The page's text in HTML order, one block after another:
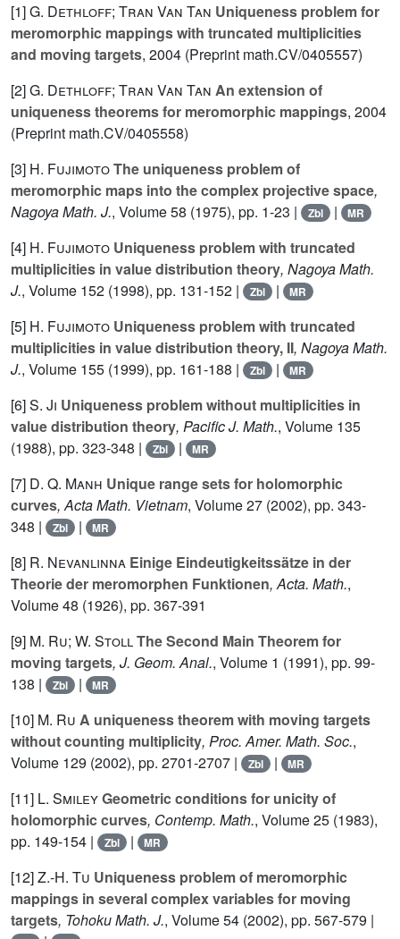
[1]G. Dethloff; Tran Van Tan Uniqueness problem for
meromorphic mappings with truncated multiplicities
and moving targets, 2004 (Preprint math.CV/0405557)
[2]G. Dethloff; Tran Van Tan An extension of
uniqueness theorems for meromorphic mappings, 2004
(Preprint math.CV/0405558)
[3] H. FujimotoThe uniqueness problem of
meromorphic maps into the complex projective space,
Nagoya Math. J., Volume 58 (1975), pp. 1-23 | Zbl | MR
[4] H. Fujimoto Uniqueness problem with truncated
multiplicities in value distribution theory, Nagoya Math.
J., Volume 152 (1998), pp. 131-152 | Zbl | MR
[5] H. Fujimoto Uniqueness problem with truncated
multiplicities in value distribution theory, II, Nagoya Math.
J., Volume 155 (1999), pp. 161-188 | Zbl | MR
[6]S. Ji Uniqueness problem without multiplicities in
value distribution theory, Pacific J. Math., Volume 135
(1988), pp. 323-348 |
Zbl | MR
[7] D. Q. Manh Unique range sets for holomorphic
curves, Acta Math. Vietnam, Volume 27 (2002), pp. 343-
348 |
Zbl | MR
[8] R. Nevanlinna Einige Eindeutigkeitssätze in der
Theorie der meromorphen Funktionen, Acta. Math.,
Volume 48 (1926), pp. 367-391
[9] M. Ru; W. StollThe Second Main Theorem for
moving targets, J. Geom. Anal., Volume 1 (1991), pp. 99-
138 |
Zbl | MR
[10] M. Ru A uniqueness theorem with moving targets
without counting multiplicity, Proc. Amer. Math. Soc.,
Volume 129 (2002), pp. 2701-2707 | Zbl | MR
[11] L. SmileyGeometric conditions for unicity of
holomorphic curves, Contemp. Math., Volume 25 (1983),
pp. 149-154 |
Zbl | MR
[12]Z.-H. Tu Uniqueness problem of meromorphic
mappings in several complex variables for moving
targets, Tohoku Math. J., Volume 54 (2002), pp. 567-579 |